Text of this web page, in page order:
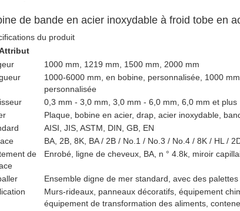
de bande en acier inoxydable à froid tobe en
du produit
1000 mm, 1219 mm, 1500 mm, 2000 mm
1000-6000 mm, en bobine, personnalisée, 1000
personnalisée
0,3 mm - 3,0 mm, 3,0 mm - 6,0 mm, 6,0 mm et plus
Plaque, bobine en acier, drap, acier inoxydable,
AISI, JIS, ASTM, DIN, GB, EN
BA, 2B, 8K, BA / 2B / No.1 / No.3 / No.4 / 8K / HL /
de
Enrobé, ligne de cheveux, BA, n ° 4.8k, miroir
Ensemble digne de mer standard, avec des
Murs-rideaux, panneaux décoratifs, équipement
équipement de transformation des aliments,